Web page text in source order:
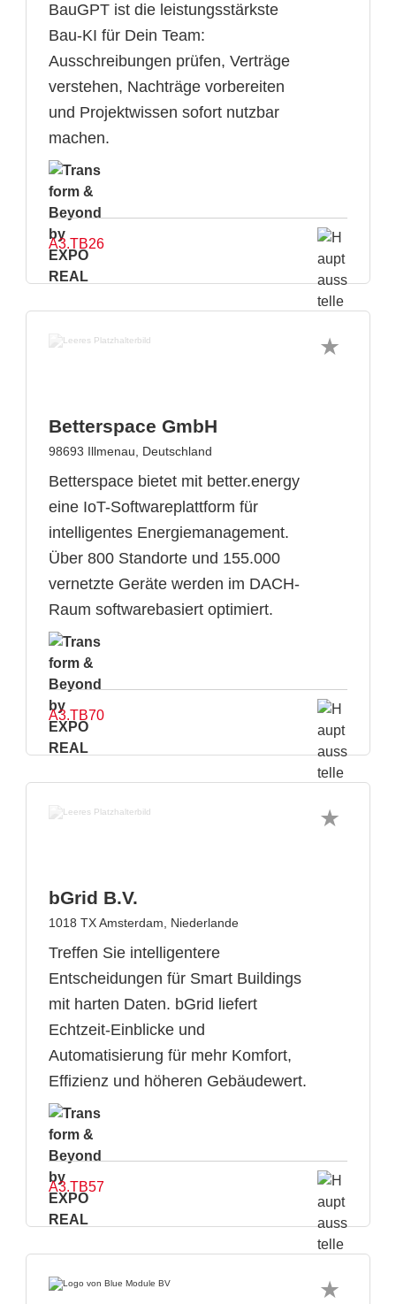
BauGPT ist die leistungsstärkste
Bau-KI für Dein Team:
Ausschreibungen prüfen, Verträge
verstehen, Nachträge vorbereiten
und Projektwissen sofort nutzbar
machen.
A3.TB26
Betterspace GmbH
98693 Illmenau, Deutschland
Betterspace bietet mit better.energy
eine IoT-Softwareplattform für
intelligentes Energiemanagement.
Über 800 Standorte und 155.000
vernetzte Geräte werden im DACH-
Raum softwarebasiert optimiert.
A3.TB70
bGrid B.V.
1018 TX Amsterdam, Niederlande
Treffen Sie intelligentere
Entscheidungen für Smart Buildings
mit harten Daten. bGrid liefert
Echtzeit-Einblicke und
Automatisierung für mehr Komfort,
Effizienz und höheren Gebäudewert.
A3.TB57